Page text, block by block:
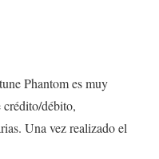
Phantom es muy
crédito/débito,
Una vez realizado el